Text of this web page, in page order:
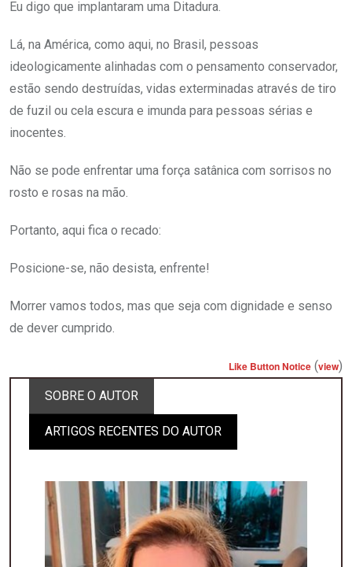
Eu digo que implantaram uma Ditadura.
Lá, na América, como aqui, no Brasil, pessoas
ideologicamente alinhadas com o pensamento conservador,
estão sendo destruídas, vidas exterminadas através de tiro
de fuzil ou cela escura e imunda para pessoas sérias e
inocentes.
Não se pode enfrentar uma força satânica com sorrisos no
rosto e rosas na mão.
Portanto, aqui fica o recado:
Posicione-se, não desista, enfrente!
Morrer vamos todos, mas que seja com dignidade e senso
de dever cumprido.
Like Button Notice (view)
SOBRE O AUTOR
ARTIGOS RECENTES DO AUTOR